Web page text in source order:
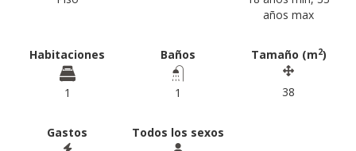
años max
Habitaciones
1
Baños
1
Tamaño (m2)
38
Gastos Todos los sexos